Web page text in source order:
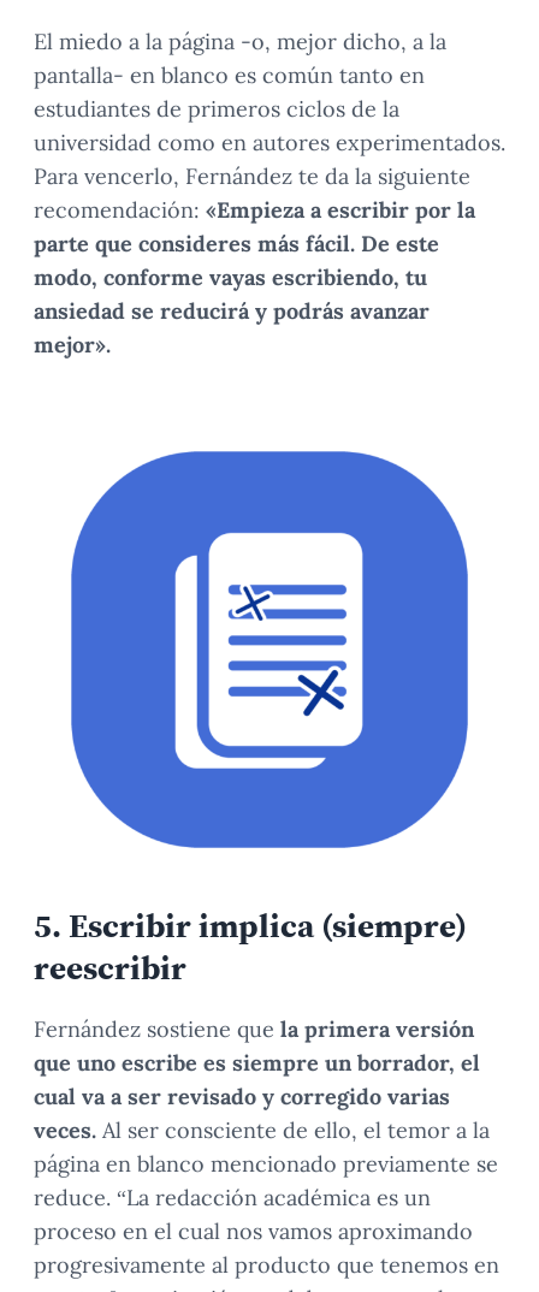
El miedo a la página -o, mejor dicho, a la
pantalla- en blanco es común tanto en
estudiantes de primeros ciclos de la
universidad como en autores experimentados.
Para vencerlo, Fernández te da la siguiente
recomendación: «Empieza a escribir por la
parte que consideres más fácil. De este
modo, conforme vayas escribiendo, tu
ansiedad se reducirá y podrás avanzar
mejor».
5.Escribir implica (siempre)
reescribir
Fernández sostiene que la primera versión
que uno escribe es siempre un borrador, el
cual va a ser revisado y corregido varias
veces. Al ser consciente de ello, el temor a la
página en blanco mencionado previamente se
reduce. “La redacción académica es un
proceso en el cual nos vamos aproximando
progresivamente al producto que tenemos en